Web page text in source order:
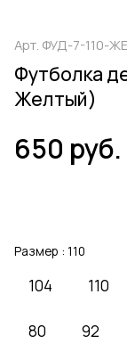
Арт. ФУД-7-110-
Футболка
Желтый)
650 руб.
Размер : 110
104 110
80 92